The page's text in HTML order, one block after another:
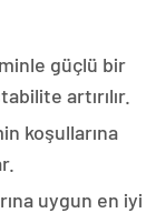
güçlü bir
artırılır.
koşullarına
uygun en iyi